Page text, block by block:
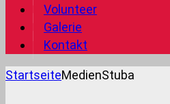
Volunteer
Galerie
Kontakt
StartseiteMedienStuba